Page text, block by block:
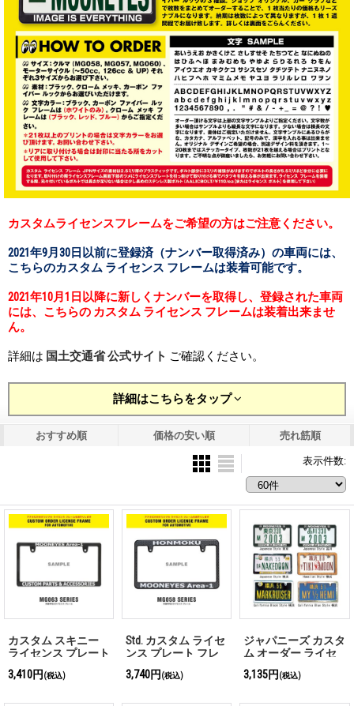
カスタムライセンスフレームをご希望の方はご注意ください。
2021年9月30日以前に登録済（ナンバー取得済み）の車両には、
こちらのカスタム ライセンス フレームは装着可能です。
2021年10月1日以降に新しくナンバーを取得し、登録された車両
には、こちらの カスタム ライセンス フレームは装着出来ませ
ん。
詳細は 国土交通省 公式サイト ご確認ください。
詳細はこちらをタップ
おすすめ順 価格の安い順 売れ筋順
表示件数:
カスタム スキニー
ライセンス プレート
フレーム 【〜19枚ま
で カッティングシー
3,410円 (税込)
Std. カスタム ライセ
ンス プレート フレ
ーム カーボン ファ
イバー ルック
3,740円 (税込)
ジャパニーズ カスタ
ム オーダー ライセ
ンス プレート
3,135円 (税込)